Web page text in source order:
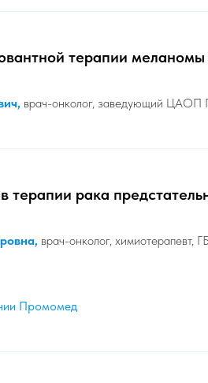
терапии
врач-онколог, заведующий
терапии рака
врач-онколог,
Промомед